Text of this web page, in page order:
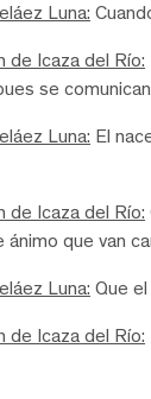
Luna:
de Icaza del Río:
se
Luna: El
de Icaza del Río:
que van
Luna: Que
de Icaza del Río: